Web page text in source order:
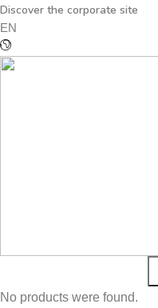
Discover the corporate site
EN
No products were found.